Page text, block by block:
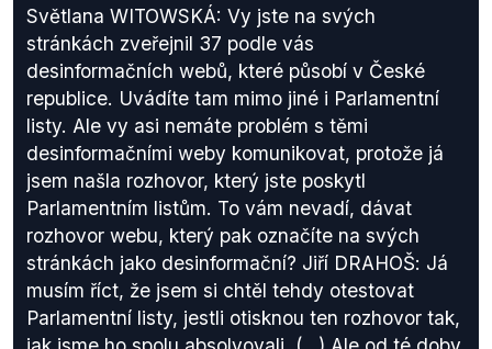
Světlana WITOWSKÁ: Vy jste na svých
stránkách zveřejnil 37 podle vás
desinformačních webů, které působí v České
republice. Uvádíte tam mimo jiné i Parlamentní
listy. Ale vy asi nemáte problém s těmi
desinformačními weby komunikovat, protože já
jsem našla rozhovor, který jste poskytl
Parlamentním listům. To vám nevadí, dávat
rozhovor webu, který pak označíte na svých
stránkách jako desinformační? Jiří DRAHOŠ: Já
musím říct, že jsem si chtěl tehdy otestovat
Parlamentní listy, jestli otisknou ten rozhovor tak,